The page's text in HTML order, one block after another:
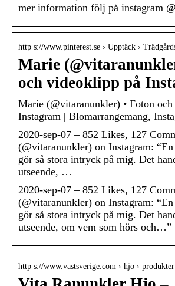
mer information följ på instagram
http s://www.pinterest.se › Upptäck ›
Marie
och videoklipp på
Marie (@vitaranunkler) • Foton
Instagram | Blomarrangemang,
2020-sep-07 – 852 Likes, 127
(@vitaranunkler) on Instagram:
gör så stora intryck på mig. Det
utseende, …
2020-sep-07 – 852 Likes, 127
(@vitaranunkler) on Instagram:
gör så stora intryck på mig. Det
utseende, om vem som hörs och…”
http s://www.vastsverige.com › hjo ›